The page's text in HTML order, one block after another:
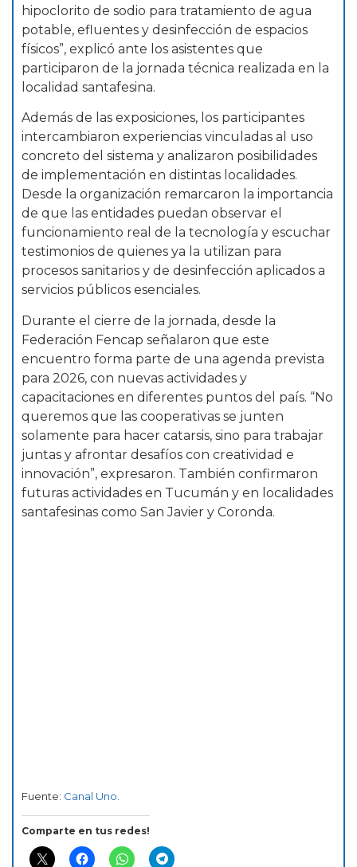
hipoclorito de sodio para tratamiento de agua
potable, efluentes y desinfección de espacios
físicos”, explicó ante los asistentes que
participaron de la jornada técnica realizada en la
localidad santafesina.
Además de las exposiciones, los participantes
intercambiaron experiencias vinculadas al uso
concreto del sistema y analizaron posibilidades
de implementación en distintas localidades.
Desde la organización remarcaron la importancia
de que las entidades puedan observar el
funcionamiento real de la tecnología y escuchar
testimonios de quienes ya la utilizan para
procesos sanitarios y de desinfección aplicados a
servicios públicos esenciales.
Durante el cierre de la jornada, desde la
Federación Fencap señalaron que este
encuentro forma parte de una agenda prevista
para 2026, con nuevas actividades y
capacitaciones en diferentes puntos del país. “No
queremos que las cooperativas se junten
solamente para hacer catarsis, sino para trabajar
juntas y afrontar desafíos con creatividad e
innovación”, expresaron. También confirmaron
futuras actividades en Tucumán y en localidades
santafesinas como San Javier y Coronda.
Fuente: Canal Uno
Comparte en tus redes!